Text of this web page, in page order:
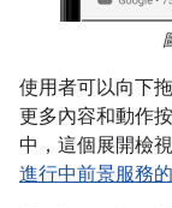
使用者可以向下
更多內容和動作
中，這個展開檢
進行中前景服務